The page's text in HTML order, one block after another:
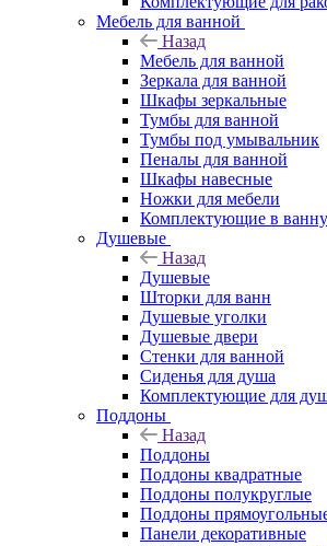
Мебель для ванной
Назад
Мебель для ванной
Зеркала для ванной
Шкафы зеркальные
Тумбы для ванной
Тумбы под умывальник
Пеналы для ванной
Шкафы навесные
Ножки для мебели
Комплектующие в
Душевые
Назад
Душевые
Шторки для ванн
Душевые уголки
Душевые двери
Стенки для ванной
Сиденья для душа
Комплектующие для
Поддоны
Назад
Поддоны
Поддоны квадратные
Поддоны полукруглые
Поддоны
Панели декоративные